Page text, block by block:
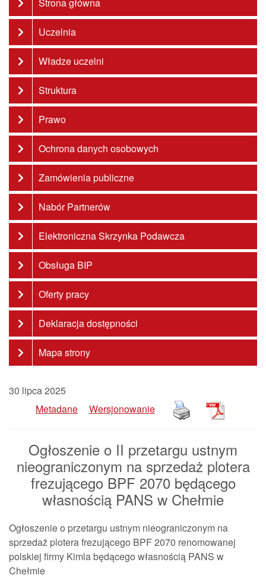
Uczelnia
Władze uczelni
Struktura
Prawo
Ochrona danych osobowych
Zamówienia publiczne
Nabór Partnerów
Elektroniczna Skrzynka Podawcza
Obsługa BIP
Oferty pracy
Deklaracja dostępności
Mapa strony
30 lipca 2025
Metadane
Wersjonowanie
Ogłoszenie o II przetargu ustnym
nieograniczonym na sprzedaż plotera
frezującego BPF 2070 będącego
własnością PANS w Chełmie
Ogłoszenie o przetargu ustnym nieograniczonym na
sprzedaż plotera frezującego BPF 2070 renomowanej
polskiej firmy Kimla będącego własnością PANS w
Chełmie